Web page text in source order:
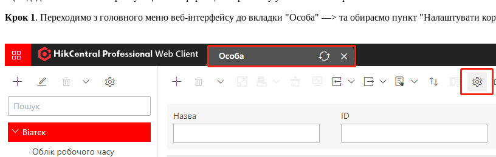
Крок 1. Переходимо з головного меню веб-інтерфейсу до вкладки "Особа" —> та обираємо пункт "Налаштувати